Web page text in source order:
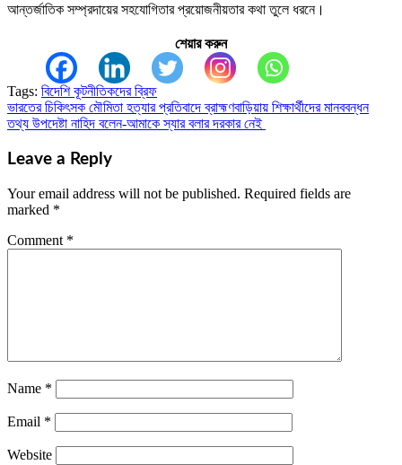
আন্তর্জাতিক সম্প্রদায়ের সহযোগিতার প্রয়োজনীয়তার কথা তুলে ধরনে।
শেয়ার করুন
Tags: বিদেশি কূটনীতিকদের ব্রিফ
Post
navigation
ভারতের চিকিৎসক মৌমিতা হত্যার প্রতিবাদে ব্রাহ্মণবাড়িয়ায় শিক্ষার্থীদের মানববন্ধন
তথ্য উপদেষ্টা নাহিদ বলেন-আমাকে স্যার বলার দরকার নেই
Leave a Reply
Your email address will not be published. Required fields are
marked *
Comment *
Name *
Email *
Website